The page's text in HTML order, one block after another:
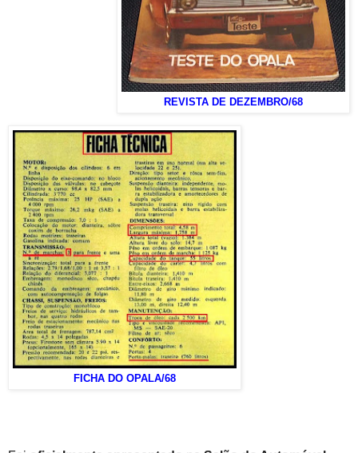
REVISTA DE DEZEMBRO/68
FICHA DO OPALA/68